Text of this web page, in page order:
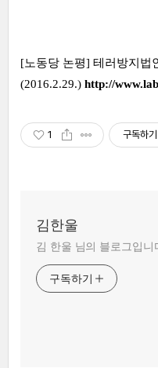
[노동당 논평] 테러방지법
(2016.2.29.) http://
1 구독하기
김한울
김 한울 님의 블로그입니
구독하기